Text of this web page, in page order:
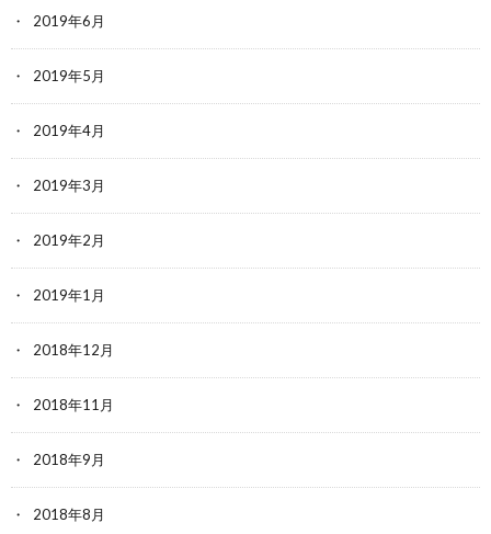
2019年6月
2019年5月
2019年4月
2019年3月
2019年2月
2019年1月
2018年12月
2018年11月
2018年9月
2018年8月